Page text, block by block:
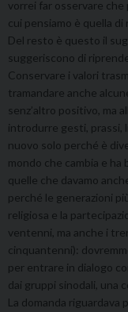
vorrei far osservare che
cui pensiamo è quella
Del resto è questo il
suggeriscono di
Conservare i valori
tramandare anche
senz’altro positivo, ma
introdurre gesti, prassi,
nuovo solo perché è
mondo che cambia e
quelle che davamo
perché le generazioni
religiosa e la
ventenni, ma anche i
cinquantenni):
per entrare in dialogo
dai gruppi sinodali, una
La domanda riguardava